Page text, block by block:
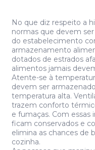
No que diz respeito a
normas que devem
do estabelecimento
armazenamento
dotados de estrados
alimentos jamais
Atente-se à
devem ser
temperatura alta.
trazem conforto
e fumaças. Com essas
ficam conservados e
elimina as chances de
cozinha.